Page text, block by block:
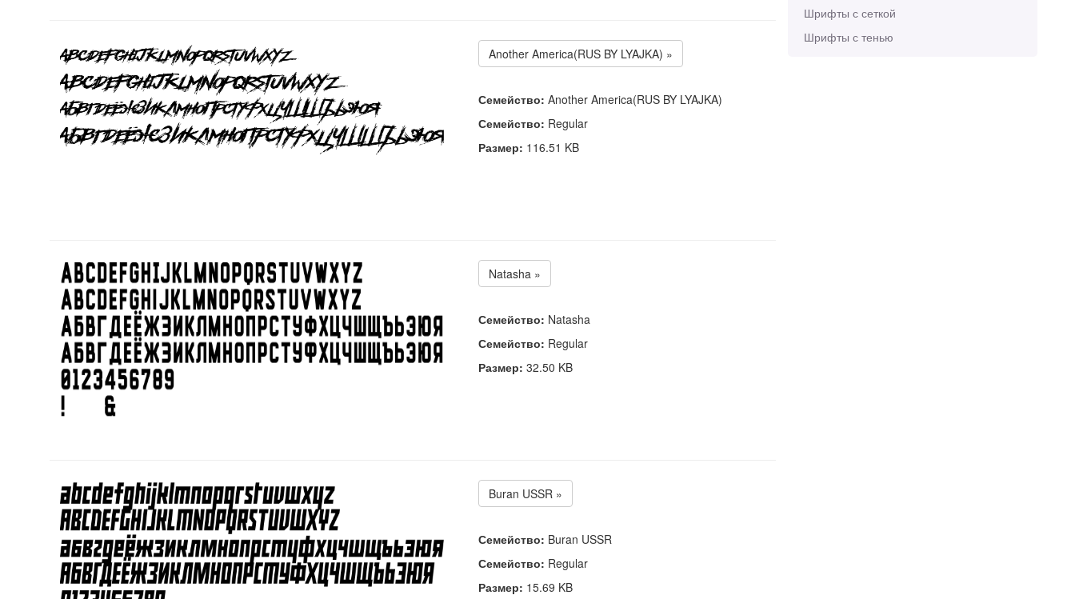
Шрифты с сеткой
Шрифты с тенью
Another America(RUS BY LYAJKA) »
Семейство: Another America(RUS BY LYAJKA)
Семейство: Regular
Размер: 116.51 KB
Natasha »
Семейство: Natasha
Семейство: Regular
Размер: 32.50 KB
Buran USSR »
Семейство: Buran USSR
Семейство: Regular
Размер: 15.69 KB